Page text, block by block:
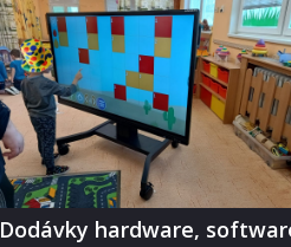
Dodávky hardware,